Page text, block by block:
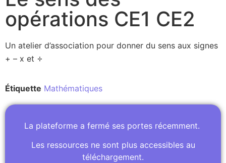
opérations CE1 CE2
Un atelier d’association pour donner du sens aux signes
+ – x et ÷
Étiquette Mathématiques
La plateforme a fermé ses portes récemment.
Les ressources ne sont plus accessibles au
téléchargement.